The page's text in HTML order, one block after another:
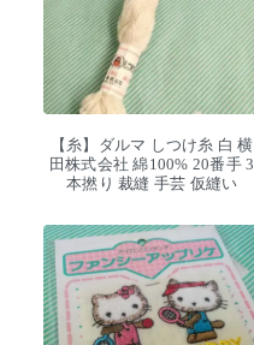
【糸】ダルマ しつけ糸 白 横
田株式会社 綿100% 20番手 3
本撚り 裁縫 手芸 仮縫い